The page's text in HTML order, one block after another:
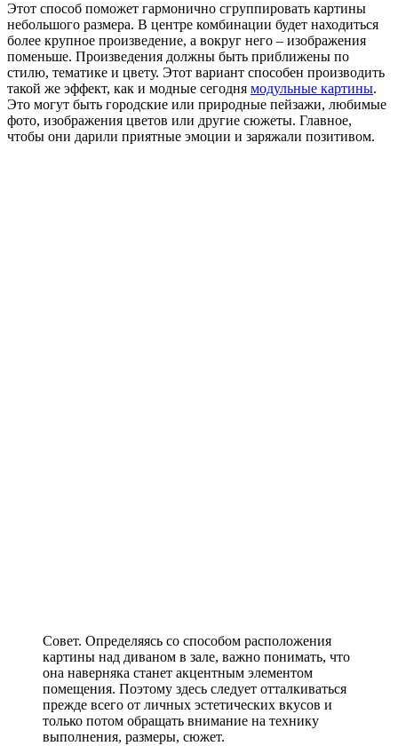
Этот способ поможет гармонично сгруппировать картины
небольшого размера. В центре комбинации будет находиться
более крупное произведение, а вокруг него – изображения
поменьше. Произведения должны быть приближены по
стилю, тематике и цвету. Этот вариант способен производить
такой же эффект, как и модные сегодня модульные картины.
Это могут быть городские или природные пейзажи, любимые
фото, изображения цветов или другие сюжеты. Главное,
чтобы они дарили приятные эмоции и заряжали позитивом.
Совет. Определяясь со способом расположения
картины над диваном в зале, важно понимать, что
она наверняка станет акцентным элементом
помещения. Поэтому здесь следует отталкиваться
прежде всего от личных эстетических вкусов и
только потом обращать внимание на технику
выполнения, размеры, сюжет.